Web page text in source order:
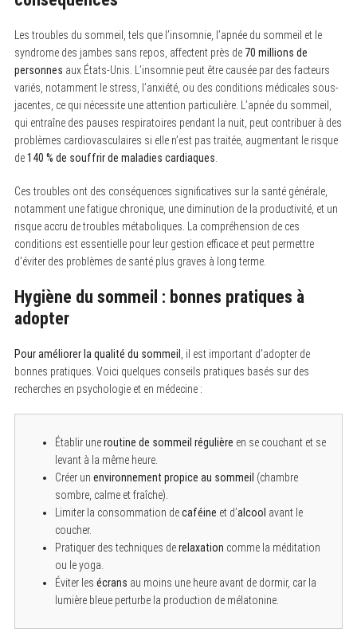
Les troubles du sommeil, tels que l’insomnie, l’apnée du sommeil et le
syndrome des jambes sans repos, affectent près de 70 millions de
personnes aux États-Unis. L’insomnie peut être causée par des facteurs
variés, notamment le stress, l’anxiété, ou des conditions médicales sous-
jacentes, ce qui nécessite une attention particulière. L’apnée du sommeil,
qui entraîne des pauses respiratoires pendant la nuit, peut contribuer à des
problèmes cardiovasculaires si elle n’est pas traitée, augmentant le risque
de140 % de souffrir de maladies cardiaques
Ces troubles ont des conséquences significatives sur la santé générale,
notamment une fatigue chronique, une diminution de la productivité, et un
risque accru de troubles métaboliques. La compréhension de ces
conditions est essentielle pour leur gestion efficace et peut permettre
d’éviter des problèmes de santé plus graves à long terme.
Hygiène du sommeil : bonnes pratiques à
adopter
Pour améliorer la qualité du sommeil
, il est important d’adopter de
bonnes pratiques. Voici quelques conseils pratiques basés sur des
recherches en psychologie et en médecine :
Établir uneroutine de sommeil régulière en se couchant et se
levant à la même heure.
Créer un environnement propice au sommeil (chambre
sombre, calme et fraîche).
Limiter la consommation decaféine et d’alcool avant le
coucher.
Pratiquer des techniques derelaxation comme la méditation
ou le yoga.
Éviter les écrans au moins une heure avant de dormir, car la
lumière bleue perturbe la production de mélatonine.
a
h
f
o
: